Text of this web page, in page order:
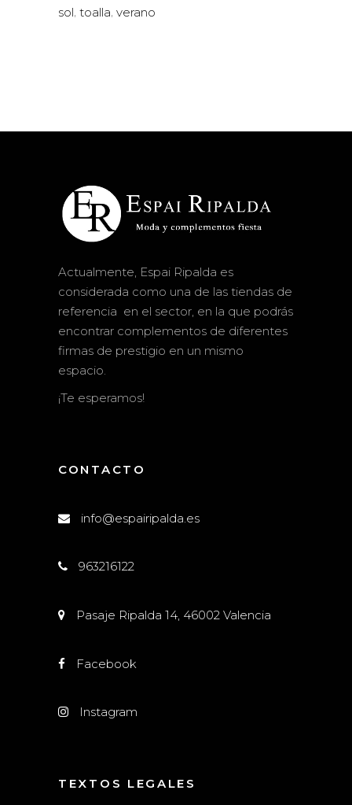
sol, toalla, verano
Actualmente, Espai Ripalda es
considerada como una de las tiendas de
referencia en el sector, en la que podrás
encontrar complementos de diferentes
firmas de prestigio en un mismo
espacio.
¡Te esperamos!
CONTACTO
info@espairipalda.es
963216122
Pasaje Ripalda 14, 46002 Valencia
Facebook
Instagram
TEXTOS LEGALES